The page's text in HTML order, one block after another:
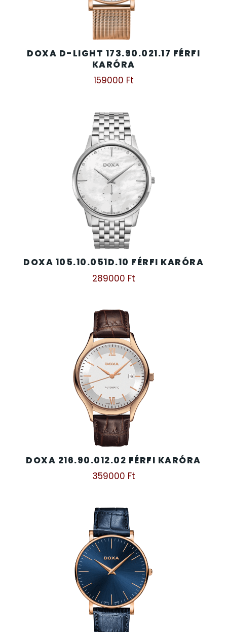
DOXA D-LIGHT 173.90.021.17 FÉRFI
KARÓRA
159000 Ft
DOXA 105.10.051D.10 FÉRFI KARÓRA
289000 Ft
DOXA 216.90.012.02 FÉRFI KARÓRA
359000 Ft